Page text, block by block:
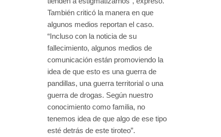
También criticó la manera en que
algunos medios reportan el caso.
“Incluso con la noticia de su
fallecimiento, algunos medios de
comunicación están promoviendo la
idea de que esto es una guerra de
pandillas, una guerra territorial o una
guerra de drogas. Según nuestro
conocimiento como familia, no
tenemos idea de que algo de ese tipo
esté detrás de este tiroteo”.